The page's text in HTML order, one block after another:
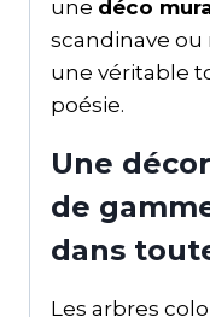
une déco
scandinave
une véritable
poésie.
Une
de
dans
Les arbres